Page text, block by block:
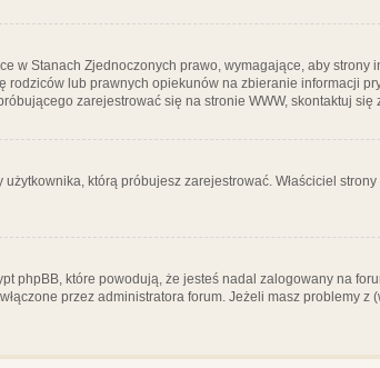
w Stanach Zjednoczonych prawo, wymagające, aby strony
lub prawnych opiekunów na zbieranie informacji
zarejestrować się na stronie WWW, skontaktuj się
którą próbujesz zarejestrować. Właściciel
phpBB, które powodują, że jesteś nadal zalogowany na
przez administratora forum. Jeżeli masz problemy